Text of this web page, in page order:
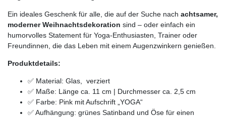
Ein ideales Geschenk für alle, die auf der Suche nach achtsamer,
moderner Weihnachtsdekoration sind – oder einfach ein
humorvolles Statement für Yoga-Enthusiasten, Trainer oder
Freundinnen, die das Leben mit einem Augenzwinkern genießen.
Produktdetails:
✅ Material: Glas, verziert
✅ Maße: Länge ca. 11 cm | Durchmesser ca. 2,5 cm
✅ Farbe: Pink mit Aufschrift „YOGA“
✅ Aufhängung: grünes Satinband und Öse für einen